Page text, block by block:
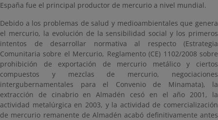
España fue el principal productor de mercurio a nivel mundial.
Debido a los problemas de salud y medioambientales que genera
el mercurio, la evolución de la sensibilidad social y los primeros
intentos de desarrollar normativa al respecto (Estrategia
Comunitaria sobre el Mercurio, Reglamento (CE) 1102/2008 sobre
prohibición de exportación de mercurio metálico y ciertos
compuestos y mezclas de mercurio, negociaciones
intergubernamentales para el Convenio de Minamata), la
extracción de cinabrio en Almadén cesó en el año 2001, la
actividad metalúrgica en 2003, y la actividad de comercialización
de mercurio remanente de Almadén acabó definitivamente antes